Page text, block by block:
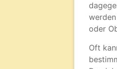
oder
Oft